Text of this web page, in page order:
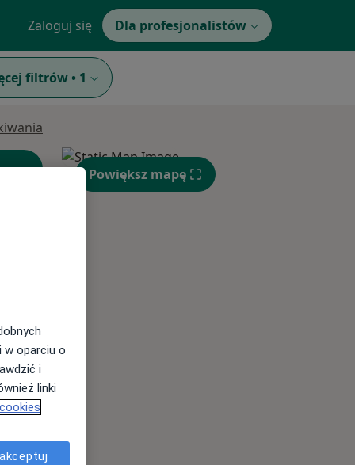
Zaloguj się Dla profesjonalistów
filtrów • 1
Powiększ mapę
w oparciu o
i
linki